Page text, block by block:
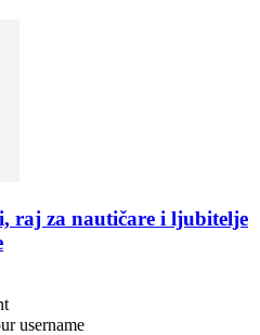
raj za nautičare i ljubitelje
username